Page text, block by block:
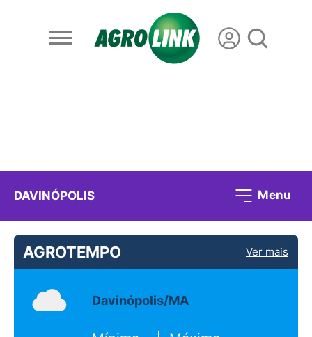
DAVINÓPOLIS Menu
AGROTEMPO Ver mais
Davinópolis/MA